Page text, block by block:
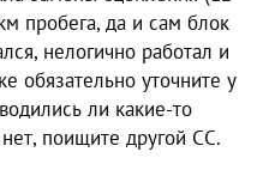
пробега, да и сам блок
нелогично работал и
обязательно уточните у
ли какие-то
поищите другой СС.